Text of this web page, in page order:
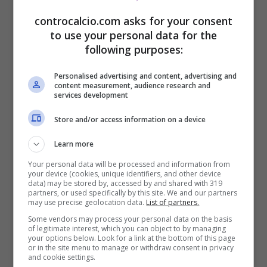
pare che, tra i club stranieri, quello
maggiormente interessato non può che
dei ‘Red Devils‘ è rimasta impressionata
dalle sue ottime partite disputate fino ad ora.
Addirittura gli inglesi sarebbero in netto
vantaggio su altre squadre che hanno
mostrato interesse come:Milan, Barcellona,
Arsenal, Newcastle e Tottenham.
A quanto pare, però, lo United è pronto a fare
sul serio e potrebbe anche non aspettare la
controcalcio.com asks for your consent
to use your personal data for the
following purposes:
Personalised advertising and content, advertising and
content measurement, audience research and
services development
Store and/or access information on a device
Learn more
Your personal data will be processed and information from
your device (cookies, unique identifiers, and other device
data) may be stored by, accessed by and shared with 319
partners, or used specifically by this site. We and our partners
may use precise geolocation data. List of partners.
Some vendors may process your personal data on the basis
of legitimate interest, which you can object to by managing
your options below. Look for a link at the bottom of this page
or in the site menu to manage or withdraw consent in privacy
and cookie settings.